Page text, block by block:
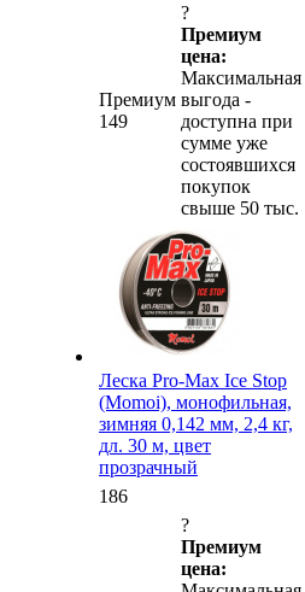
Премиум
149
?
Премиум
цена:
Максимальная
выгода -
доступна при
сумме уже
состоявшихся
покупок
свыше 50 тыс.
Леска Pro-Max Ice Stop
(Momoi), монофильная,
зимняя 0,142 мм, 2,4 кг,
дл. 30 м, цвет
прозрачный
186
?
Премиум
цена: